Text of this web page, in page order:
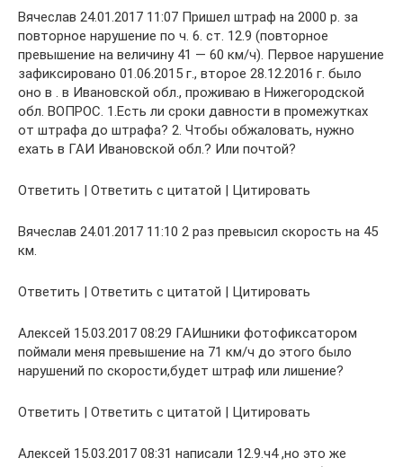
Вячеслав 24.01.2017 11:07 Пришел штраф на 2000 р. за
повторное нарушение по ч. 6. ст. 12.9 (повторное
превышение на величину 41 — 60 км/ч). Первое нарушение
зафиксировано 01.06.2015 г., второе 28.12.2016 г. было
оно в . в Ивановской обл., проживаю в Нижегородской
обл. ВОПРОС. 1.Есть ли сроки давности в промежутках
от штрафа до штрафа? 2. Чтобы обжаловать, нужно
ехать в ГАИ Ивановской обл.? Или почтой?
Ответить | Ответить с цитатой | Цитировать
Вячеслав 24.01.2017 11:10 2 раз превысил скорость на 45
км.
Ответить | Ответить с цитатой | Цитировать
Алексей 15.03.2017 08:29 ГАИшники фотофиксатором
поймали меня превышение на 71 км/ч до этого было
нарушений по скорости,будет штраф или лишение?
Ответить | Ответить с цитатой | Цитировать
Алексей 15.03.2017 08:31 написали 12.9.ч4 ,но это же